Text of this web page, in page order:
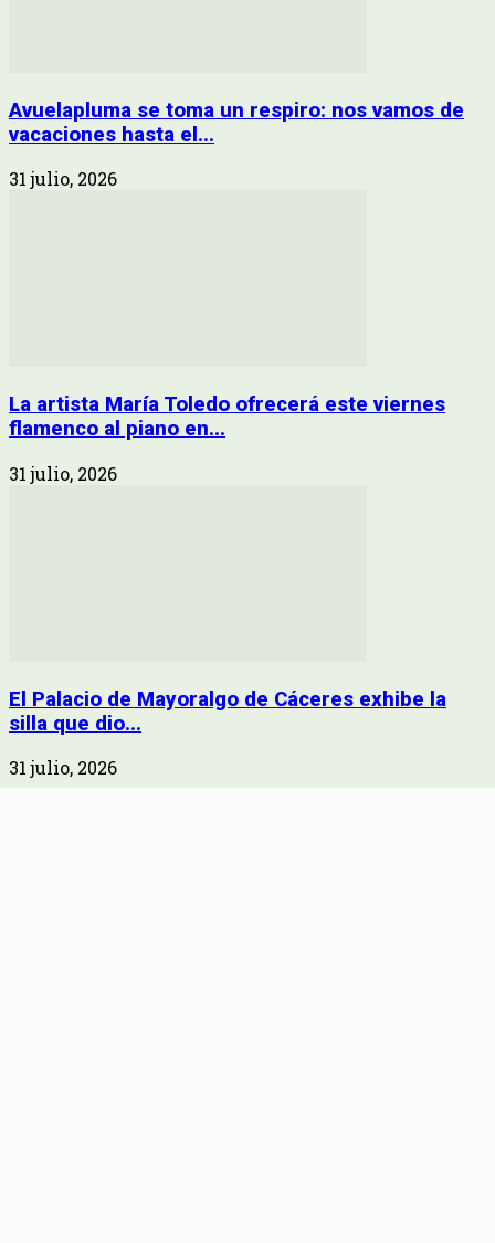
Avuelapluma se toma un respiro: nos vamos de
vacaciones hasta el...
31 julio, 2026
La artista María Toledo ofrecerá este viernes
flamenco al piano en...
31 julio, 2026
El Palacio de Mayoralgo de Cáceres exhibe la
silla que dio...
31 julio, 2026